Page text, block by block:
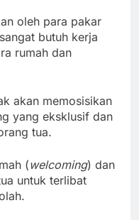
oleh para pakar
butuh kerja
rumah dan
akan memosisikan
yang eksklusif dan
tua.
(welcoming) dan
untuk terlibat